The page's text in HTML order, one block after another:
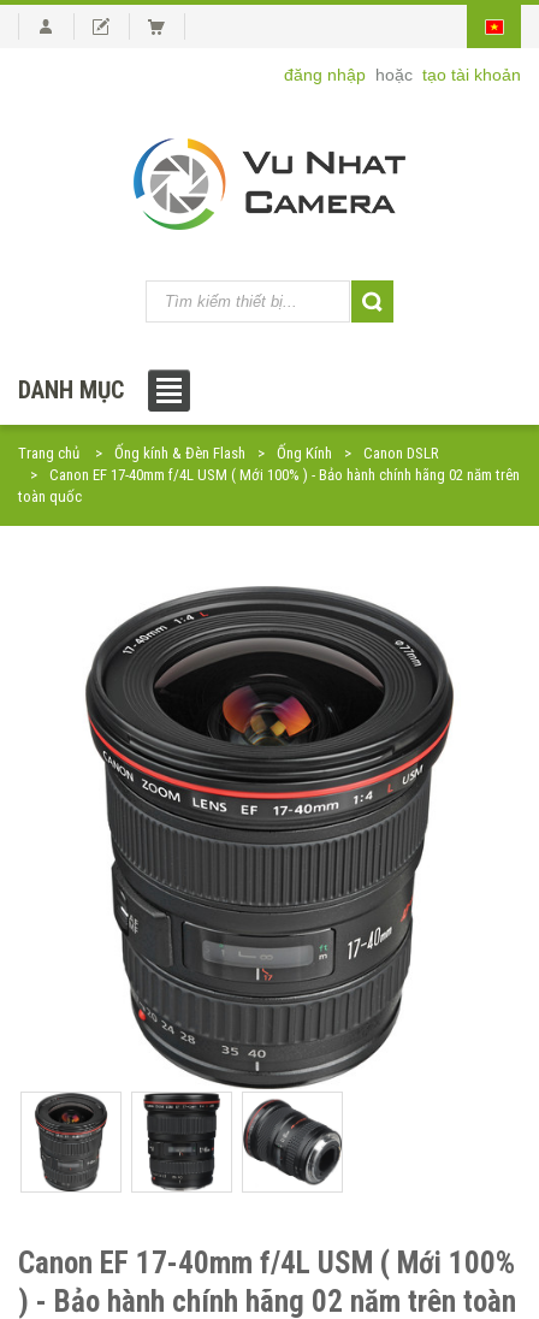
đăng nhập hoặc tạo tài khoản
DANH MỤC
Trang chủ Ống kính & Đèn Flash Ống Kính
Canon DSLR
Canon EF 17-40mm f/4L USM ( Mới 100% ) - Bảo hành chính hãng 02 năm trên
toàn quốc
Canon EF 17-40mm f/4L USM ( Mới 100%
) - Bảo hành chính hãng 02 năm trên toàn